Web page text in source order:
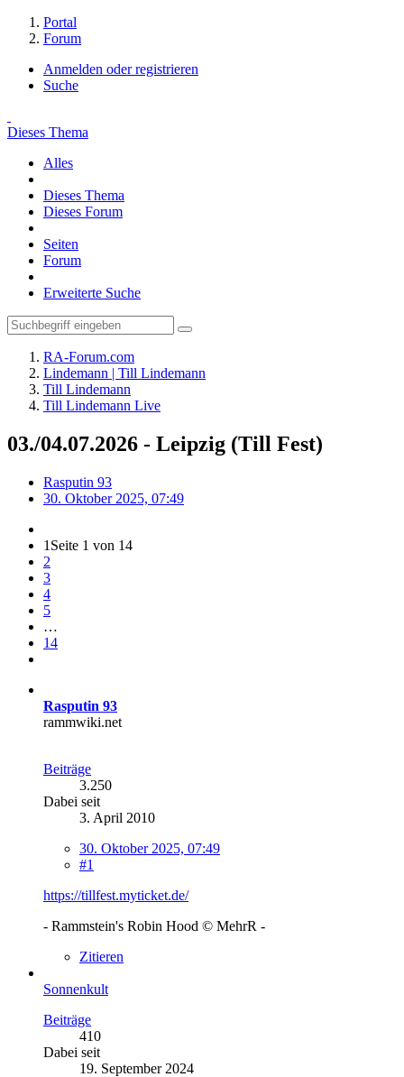
Portal
Forum
Anmelden oder registrieren
Suche
Dieses Thema
Alles
Dieses Thema
Dieses Forum
Seiten
Forum
Erweiterte Suche
RA-Forum.com
Lindemann | Till Lindemann
Till Lindemann
Till Lindemann Live
03./04.07.2026 - Leipzig (Till Fest)
Rasputin 93
30. Oktober 2025, 07:49
1 Seite 1 von 14
2
3
4
5
…
14
Rasputin 93
rammwiki.net
Beiträge
3.250
Dabei seit
3. April 2010
30. Oktober 2025, 07:49
#1
https://tillfest.myticket.de/
- Rammstein's Robin Hood © MehrR -
Zitieren
Sonnenkult
Beiträge
410
Dabei seit
19. September 2024